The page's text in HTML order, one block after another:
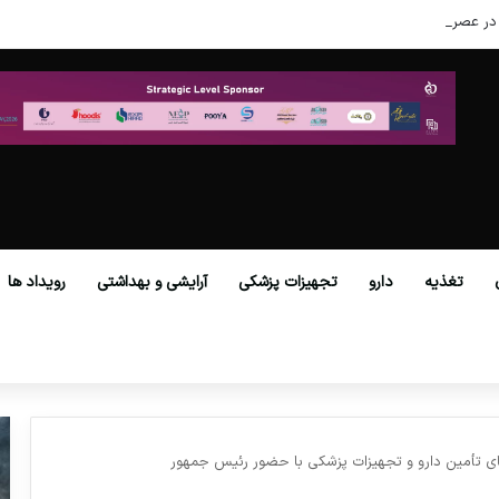
عصر نوین
تغذیه دارو تجهیزات پزشکی آرایشی و بهداشتی رویداد ها
تأمین دارو و تجهیزات پزشکی با حضور رئیس جمهور